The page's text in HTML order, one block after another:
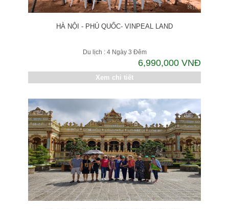
HÀ NỘI - PHÚ QUỐC- VINPEAL LAND
Du lịch : 4 Ngày 3 Đêm
6,990,000 VNĐ
Xem chi tiết